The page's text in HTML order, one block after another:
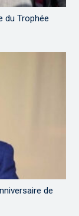
du Trophée
de